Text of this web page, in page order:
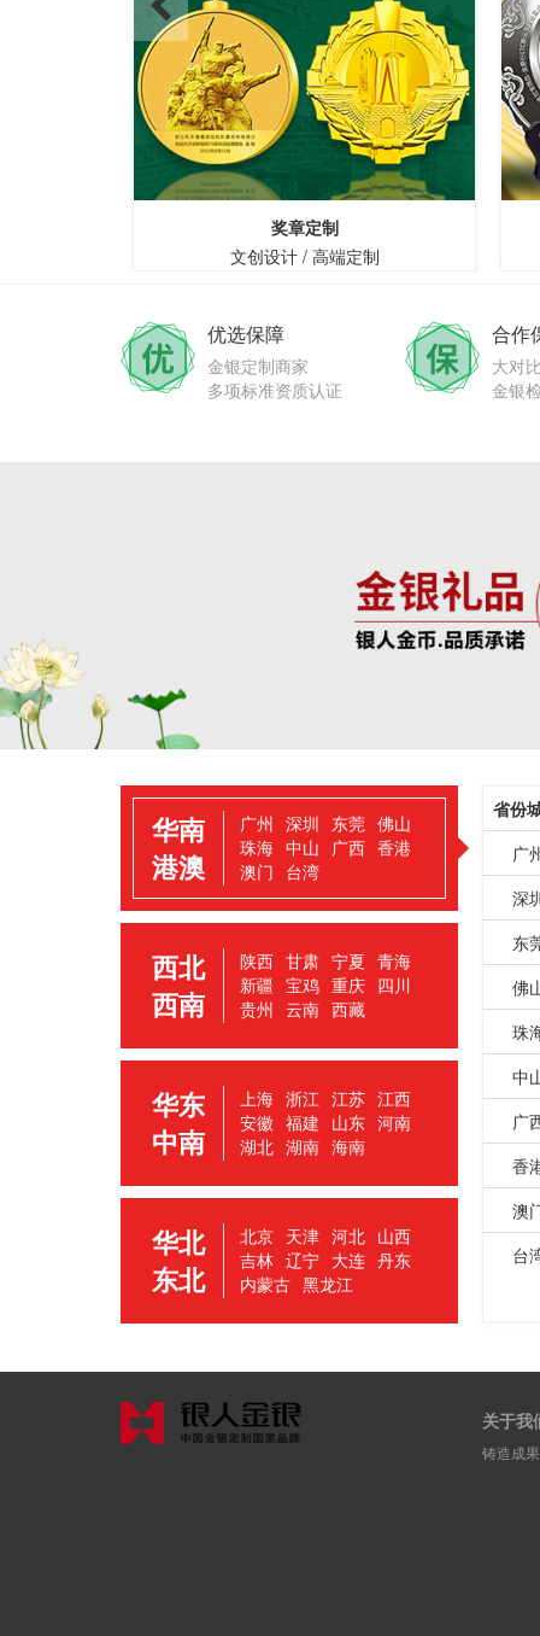
奖章定制
文创设计 / 高端定制
优选保障
金银定制商家
多项标准资质认证
合作
大对
金银
华南
港澳
广州 深圳 东莞 佛山
珠海 中山 广西 香港
澳门 台湾
西北
西南
陕西 甘肃 宁夏 青海
新疆 宝鸡 重庆 四川
贵州 云南 西藏
华东
中南
上海 浙江 江苏 江西
安徽 福建 山东 河南
湖北 湖南 海南
华北
东北
北京 天津 河北 山西
吉林 辽宁 大连 丹东
内蒙古 黑龙江
省份
广
深
东
佛
珠
中
广
香
澳
台
关于我
铸造成